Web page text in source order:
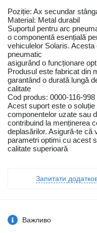
Poziție: Ax secundar
Material: Metal durabil
Suportul pentru arc
o componentă esențială
vehiculelor Solaris.
pneumatic
asigurând o funcționare
Produsul este fabricat din
garantând o durată lungă
calitate
Cod produs: 0000-116-998
Acest suport este o
componentelor uzate sau
contribuind la menținerea
deplasărilor. Asigură-te că
parametri optimi cu acest
calitate superioară
Запитати
Важливо